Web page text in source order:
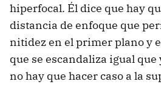
hiperfocal. Él dice que hay
distancia de enfoque que
nitidez en el primer plano y
que se escandaliza igual que
no hay que hacer caso a la